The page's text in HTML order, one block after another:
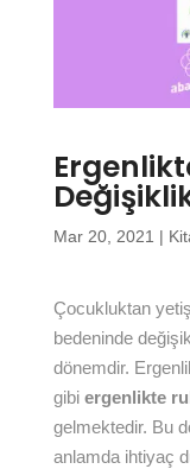
Mar 20, 2021 |
Çocukluktan
bedeninde
dönemdir.
gibi ergenlikte
gelmektedir. Bu
anlamda ihtiyaç